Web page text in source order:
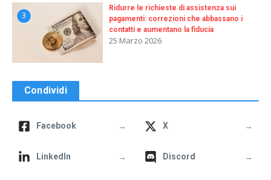
3
Ridurre le richieste di assistenza sui
pagamenti: correzioni che abbassano i
contatti e aumentano la fiducia
25 Marzo 2026
Condividi
Facebook → X →
LinkedIn → Discord →